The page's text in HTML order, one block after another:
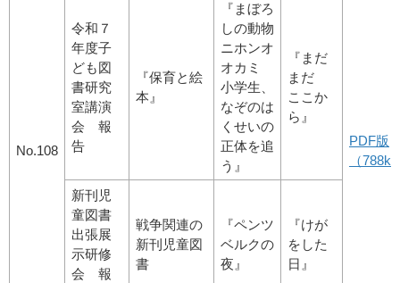
No.108
令和７
年度子
ども図
書研究
室講演
会 報
告
『保育と絵
本』
『まぼろ
しの動物
ニホンオ
オカミ
小学生、
なぞのは
くせいの
正体を追
う』
『まだ
まだ
ここか
ら』
PDF版
（
新刊児
童図書
出張展
示研修
会 報
戦争関連の
新刊児童図
書
『ペンツ
ベルクの
夜』
『けが
をした
日』